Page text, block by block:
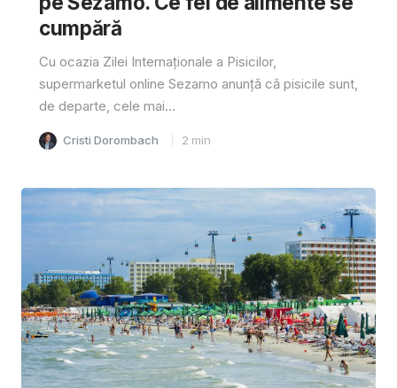
cumpără
Cu ocazia Zilei Internaționale a Pisicilor,
supermarketul online Sezamo anunță că pisicile sunt,
de departe, cele mai...
Cristi Dorombach 2 min